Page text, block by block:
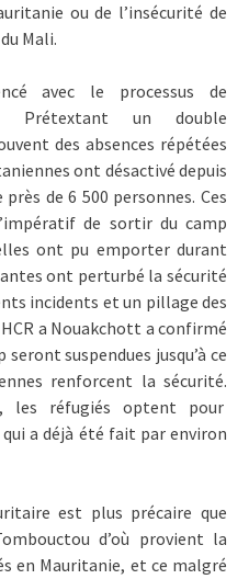
ou de l’insécurité de
Mali.
avec le processus de
Prétextant un double
des absences répétées
ont désactivé depuis
de 6 500 personnes. Ces
de sortir du camp
ont pu emporter durant
ont perturbé la sécurité
incidents et un pillage des
a Nouakchott a confirmé
suspendues jusqu’à ce
renforcent la sécurité.
les réfugiés optent pour
a déjà été fait par environ
est plus précaire que
d’où provient la
en Mauritanie, et ce malgré